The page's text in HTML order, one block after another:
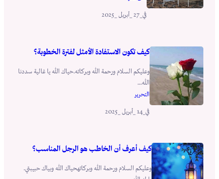
في
كيف تكون الاستفادة الأمثل لفترة الخطوبة؟
وعليكم السلام ورحمة الله وبركاته.حياك الله يا غالية سددنا
الله...
التحرير
في _14 _أبريل _2025
كيف أعرف أن الخاطب هو الرجل المناسب؟
وعليكم السلام ورحمة الله وبركاتهحياك الله وبياك حبيبتي.